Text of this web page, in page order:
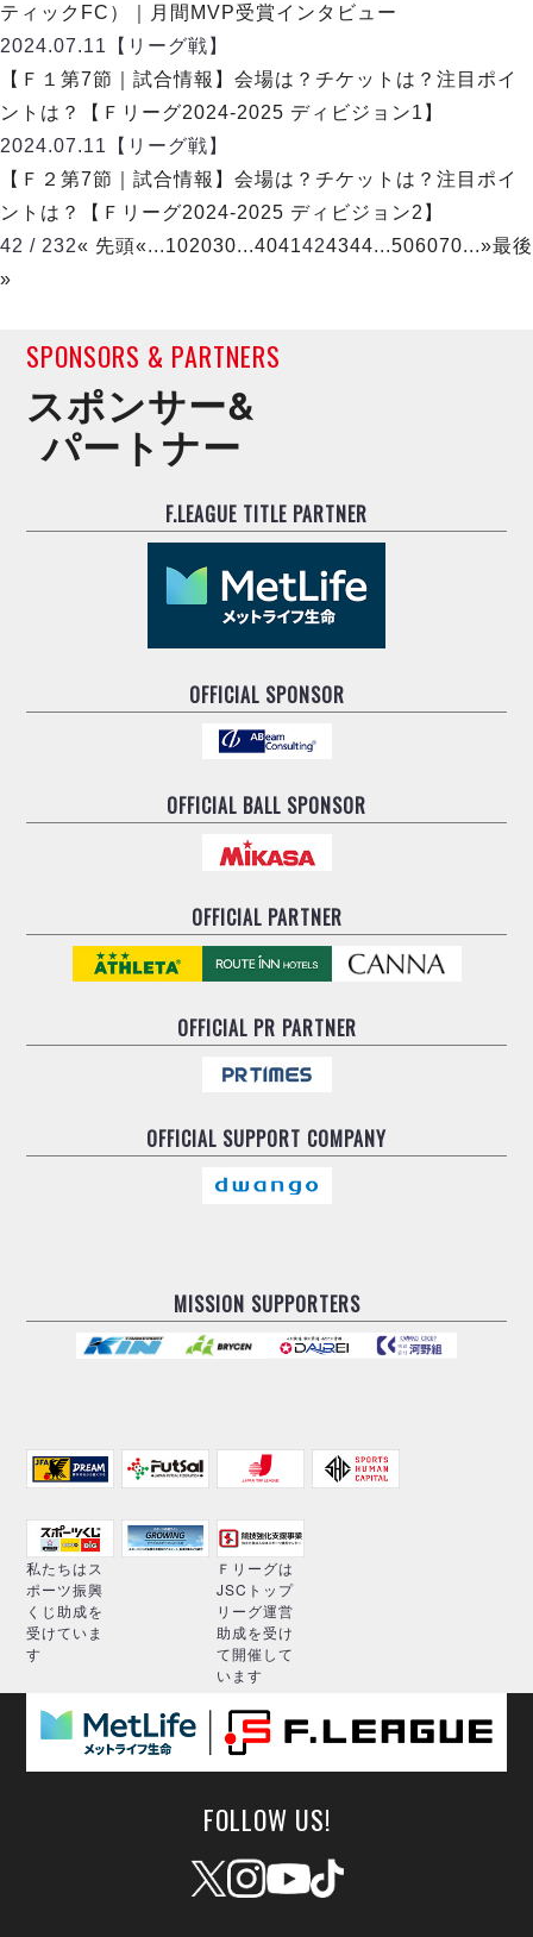
ティックFC）｜月間MVP受賞インタビュー
2024.07.11
【リーグ戦】
【Ｆ１第7節｜試合情報】会場は？チケットは？注目ポイ
ントは？【Ｆリーグ2024-2025 ディビジョン1】
2024.07.11
【リーグ戦】
【Ｆ２第7節｜試合情報】会場は？チケットは？注目ポイ
ントは？【Ｆリーグ2024-2025 ディビジョン2】
42 / 232« 先頭«...102030...4041424344...506070...»最後
»
SPONSORS & PARTNERS
スポンサー&
パートナー
F.LEAGUE TITLE PARTNER
OFFICIAL SPONSOR
OFFICIAL BALL SPONSOR
OFFICIAL PARTNER
OFFICIALPR PARTNER
OFFICIAL SUPPORT COMPANY
MISSION SUPPORTERS
私たちはス
ポーツ振興
くじ助成を
受けていま
す
Ｆリーグは
JSCトップ
リーグ運営
助成を受け
て開催して
います
FOLLOW US!